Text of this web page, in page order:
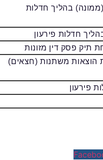
בהליך חדלות
חדלות פירעון
תיק פסק דין מזונות
הוצאות משתנות (חצאים)
פירעון